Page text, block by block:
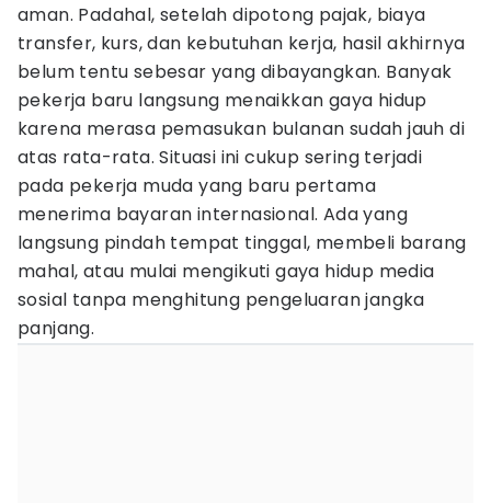
aman. Padahal, setelah dipotong pajak, biaya
transfer, kurs, dan kebutuhan kerja, hasil akhirnya
belum tentu sebesar yang dibayangkan. Banyak
pekerja baru langsung menaikkan gaya hidup
karena merasa pemasukan bulanan sudah jauh di
atas rata-rata. Situasi ini cukup sering terjadi
pada pekerja muda yang baru pertama
menerima bayaran internasional. Ada yang
langsung pindah tempat tinggal, membeli barang
mahal, atau mulai mengikuti gaya hidup media
sosial tanpa menghitung pengeluaran jangka
panjang.